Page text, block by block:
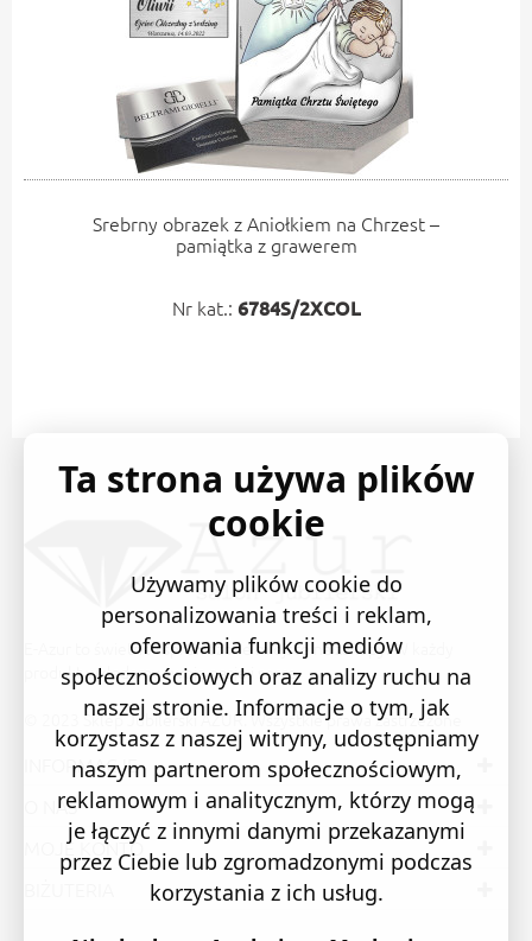
Srebrny obrazek z Aniołkiem na Chrzest –
pamiątka z grawerem
Nr kat.: 6784S/2XCOL
E-Azur to świetne i sprawdzone miejsce na zakupy. W każdy
produkt wkładamy swoją pasję i serce.
© 2023 Sklep Jubilerski AZUR. Wszystkie prawa zastrzeżone
INFORMACJE
O NAS
MOJE KONTO
Ta strona używa plików
cookie
Używamy plików cookie do
personalizowania treści i reklam,
oferowania funkcji mediów
społecznościowych oraz analizy ruchu na
naszej stronie. Informacje o tym, jak
korzystasz z naszej witryny, udostępniamy
naszym partnerom społecznościowym,
reklamowym i analitycznym, którzy mogą
je łączyć z innymi danymi przekazanymi
przez Ciebie lub zgromadzonymi podczas
korzystania z ich usług.